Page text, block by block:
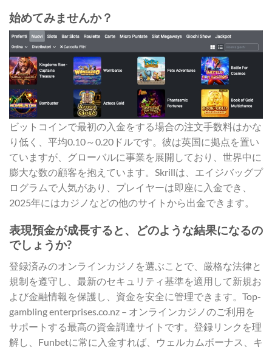
始めてみませんか？
ビットコインで最初の入金をする場合の注文手数料はかな
り低く、平均0.10～0.20ドルです。彼は英国に拠点を置い
ていますが、グローバルに事業を展開しており、世界中に
膨大な数の顧客を抱えています。Skrillは、エイジバッグプ
ログラムで人気があり、プレイヤーは即座に入金でき、
2025年にはカジノなどの他のサイトから出金できます。
表現預金が成長すると、どのような結果になるの
でしょうか?
登録済みのオンラインカジノを選ぶことで、厳格な法律と
規制を遵守し、最新のセキュリティ基準を適用して新規お
よび金融情報を保護し、資金を安全に管理できます。Top-
gambling enterprises.co.nz – オンラインカジノのご利用を
サポートする最高の資金調達サイトです。登録リンクを理
解し、Funbetに常に入金すれば、ウェルカムボーナス、キ